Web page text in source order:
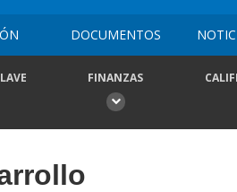
DOCUMENTOS
FINANZAS